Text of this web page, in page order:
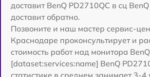
доставит BenQ PD2710QC в сц
доставит обратно.
Позвоните и наш мастер сервис-
Краснодаре проконсультирует и
стоимость работ над монитора
[dataset:services:name] BenQ
статистике в среднем занимает 3-4